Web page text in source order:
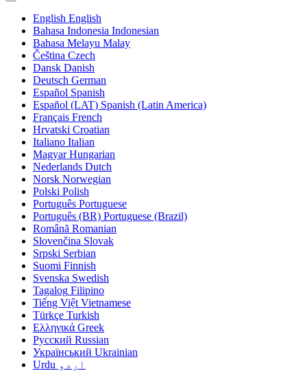
English English
Bahasa Indonesia Indonesian
Bahasa Melayu Malay
Čeština Czech
Dansk Danish
Deutsch German
Español Spanish
Español (LAT) Spanish (Latin America)
Français French
Hrvatski Croatian
Italiano Italian
Magyar Hungarian
Nederlands Dutch
Norsk Norwegian
Polski Polish
Português Portuguese
Português (BR) Portuguese (Brazil)
Română Romanian
Slovenčina Slovak
Srpski Serbian
Suomi Finnish
Svenska Swedish
Tagalog Filipino
Tiếng Việt Vietnamese
Türkçe Turkish
Ελληνικά Greek
Русский Russian
Український Ukrainian
اردو Urdu